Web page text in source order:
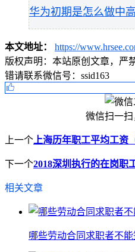
华为初期是怎么做中
本文地址：
https://
版权声明： 本站原创文章，严
错请联系微信号：ssid163
微信扫一扫
上一个 上海历年职工平均工资
下一个2018深圳执行的在岗职
相关文章
哪些劳动合同求职者不能